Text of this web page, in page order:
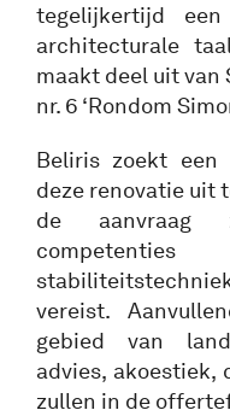
tegelijkertijd een
architecturale
maakt deel uit
nr. 6 ‘Rondom
Beliris zoekt een
deze renovatie uit
de aanvraag
vereist.
gebied van
advies, akoestiek,
zullen in de